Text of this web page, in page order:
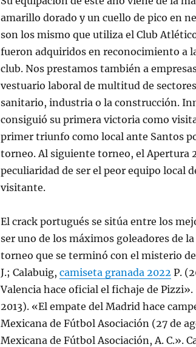
amarillo dorado y un cuello de pico en
son los mismo que utiliza el Club
fueron adquiridos en reconocimiento a
club. Nos prestamos también a
vestuario laboral de multitud de
sanitario, industria o la construcción.
consiguió su primera victoria como
primer triunfo como local ante Santos
torneo. Al siguiente torneo, el Apertura
peculiaridad de ser el peor equipo local
visitante.
El crack portugués se sitúa entre los
ser uno de los máximos goleadores de
torneo que se terminó con el misterio
J.; Calabuig,camiseta granada 2022 P.
Valencia hace oficial el fichaje de Pizzi».
2013). «El empate del Madrid hace
Mexicana de Fútbol Asociación (27 de
Mexicana de Fútbol Asociación, A. C.».